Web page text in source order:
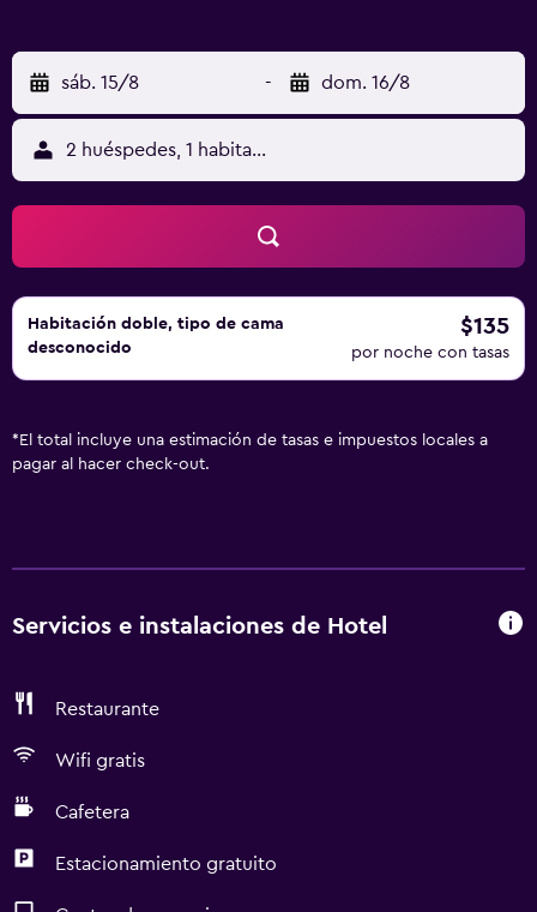
Olomouc.
sáb. 15/8 - dom. 16/8
2 huéspedes, 1 habitación
Habitación doble, tipo de cama
desconocido
$135
por noche con tasas
* El total incluye una estimación de tasas e impuestos locales a
pagar al hacer check-out.
Servicios e instalaciones de Hotel
Restaurante
Wifi gratis
Cafetera
Estacionamiento gratuito